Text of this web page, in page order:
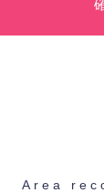
の個人情報を
Area